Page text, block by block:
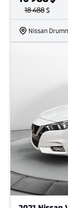
18 488$
Nissan